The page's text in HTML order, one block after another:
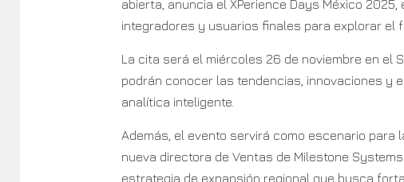
abierta, anuncia el XPerience Days México
integradores y usuarios finales para explorar el
La cita será el miércoles 26 de noviembre en el
podrán conocer las tendencias, innovaciones y
analítica inteligente.
Además, el evento servirá como escenario
nueva directora de Ventas de Milestone
estrategia de expansión regional que busca